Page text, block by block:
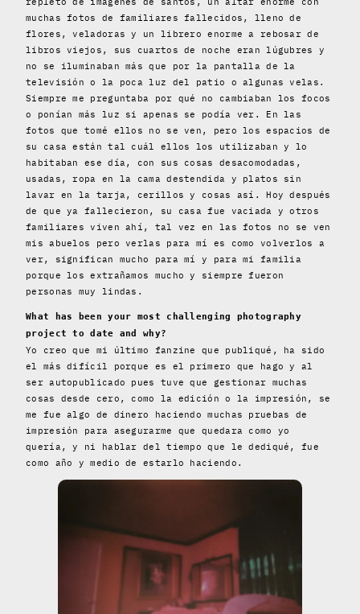
muchas fotos de familiares fallecidos, lleno de
flores, veladoras y un librero enorme a rebosar de
libros viejos, sus cuartos de noche eran lúgubres y
no se iluminaban más que por la pantalla de la
televisión o la poca luz del patio o algunas velas.
Siempre me preguntaba por qué no cambiaban los focos
o ponían más luz si apenas se podía ver. En las
fotos que tomé ellos no se ven, pero los espacios de
su casa están tal cuál ellos los utilizaban y lo
habitaban ese día, con sus cosas desacomodadas,
usadas, ropa en la cama destendida y platos sin
lavar en la tarja, cerillos y cosas así. Hoy después
de que ya fallecieron, su casa fue vaciada y otros
familiares viven ahí, tal vez en las fotos no se ven
mis abuelos pero verlas para mí es como volverlos a
ver, significan mucho para mí y para mi familia
porque los extrañamos mucho y siempre fueron
personas muy lindas.
What has been your most challenging photography
project to date and why?
Yo creo que mi último fanzine que publiqué, ha sido
el más difícil porque es el primero que hago y al
ser autopublicado pues tuve que gestionar muchas
cosas desde cero, como la edición o la impresión, se
me fue algo de dinero haciendo muchas pruebas de
impresión para asegurarme que quedara como yo
quería, y ni hablar del tiempo que le dediqué, fue
como año y medio de estarlo haciendo.